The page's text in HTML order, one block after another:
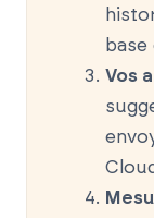
base
Vos